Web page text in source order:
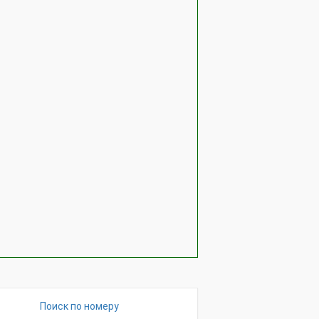
Поиск по номеру